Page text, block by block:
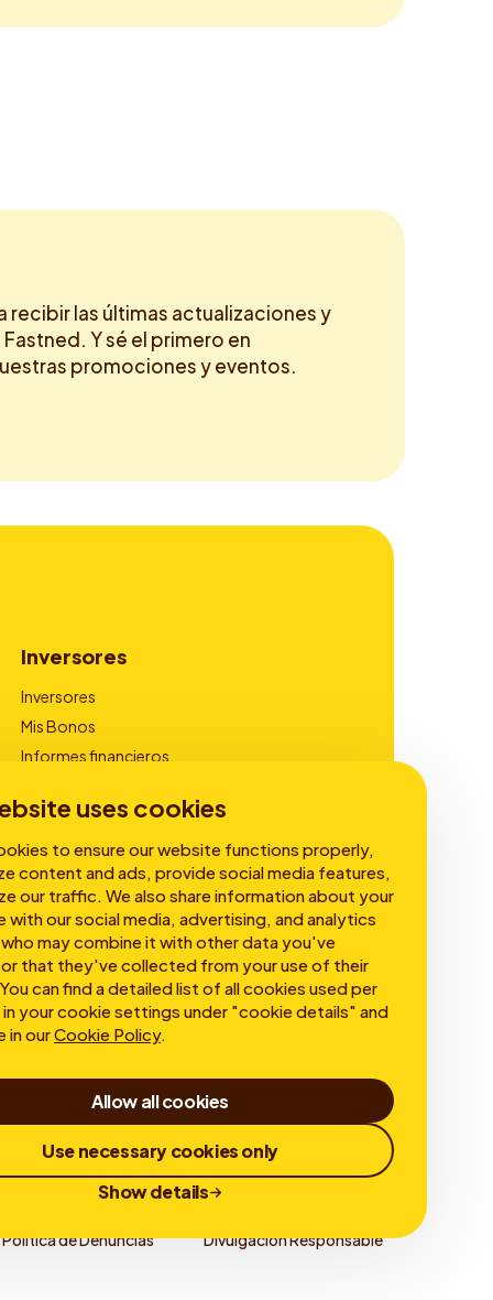
uses cookies
to ensure our website functions properly,
content and ads, provide social media features,
our traffic. We also share information about your
with our social media, advertising, and analytics
may combine it with other data you've
that they've collected from your use of their
can find a detailed list of all cookies used per
your cookie settings under "cookie details" and
in ourCookie Policy.
Allow all cookies
Use necessary cookies only
Show details
recibir las últimas actualizaciones y
Y sé el primero en
promociones y eventos.
Inversores
Inversores
Mis Bonos
Informes financieros
Política de Denuncias Divulgación Responsable